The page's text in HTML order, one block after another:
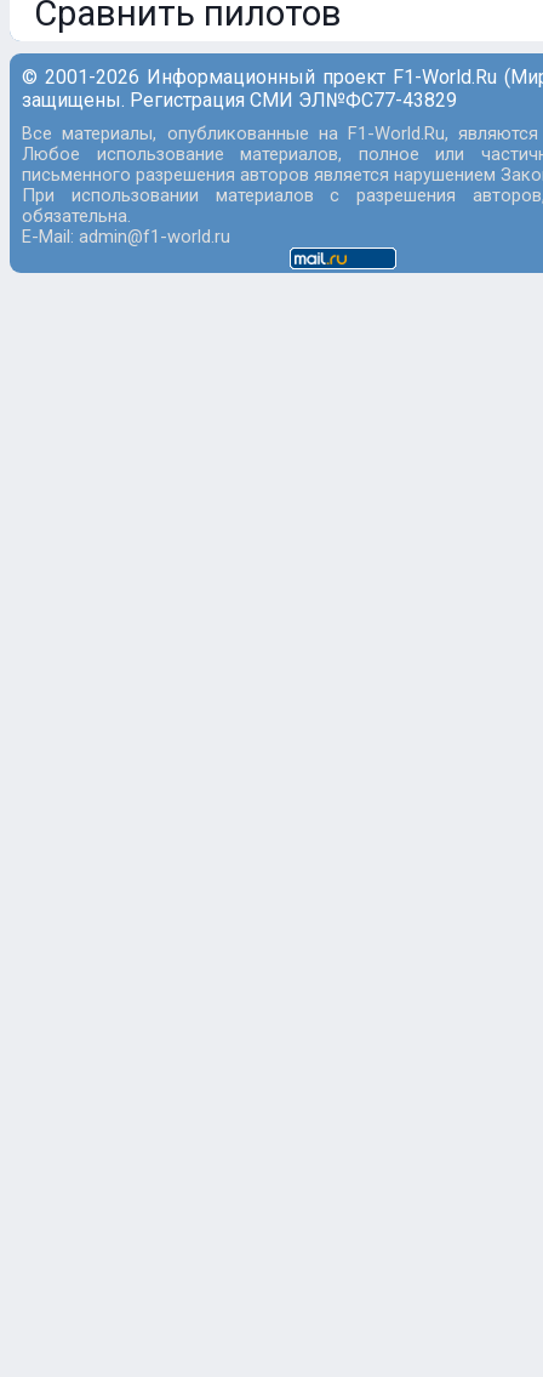
Сравнить пилотов
© 2001-2026 Информационный проект F1-World.Ru
защищены. Регистрация СМИ ЭЛ№ФС77-43829
Все материалы, опубликованные на F1-World.Ru,
Любое использование материалов, полное или
письменного разрешения авторов является нарушением
При использовании материалов с разрешения
обязательна.
E-Mail: admin@f1-world.ru